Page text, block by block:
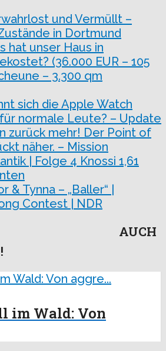
und Vermüllt –
in Dortmund
hat unser Haus in
(36.000 EUR – 105
– 3.300 qm
sich die Apple Watch
normale Leute? – Update
zurück mehr! Der Point of
näher. – Mission
| Folge 4 Knossi 1,61
& Tynna – „Baller“ |
Contest | NDR
AUCH
im Wald: Von